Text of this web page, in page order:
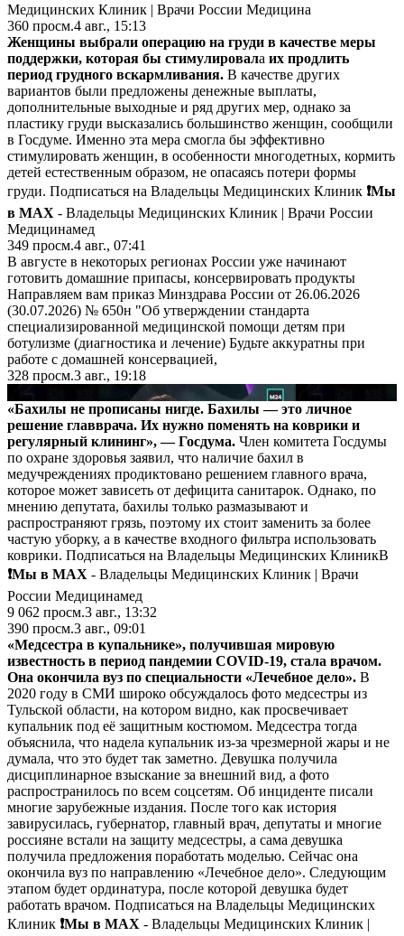
Медицинских Клиник | Врачи России Медицина
360 просм.4 авг., 15:13
Женщины выбрали операцию на груди в качестве меры
поддержки, которая бы стимулировала их продлить
период грудного вскармливания. В качестве других
вариантов были предложены денежные выплаты,
дополнительные выходные и ряд других мер, однако за
пластику груди высказались большинство женщин, сообщили
в Госдуме. Именно эта мера смогла бы эффективно
стимулировать женщин, в особенности многодетных, кормить
детей естественным образом, не опасаясь потери формы
груди. Подписаться на Владельцы Медицинских Клиник ❗️Мы
в MAX - Владельцы Медицинских Клиник | Врачи России
Медицинамед
349 просм.4 авг., 07:41
В августе в некоторых регионах России уже начинают
готовить домашние припасы, консервировать продукты
Направляем вам приказ Минздрава России от 26.06.2026
(30.07.2026) № 650н "Об утверждении стандарта
специализированной медицинской помощи детям при
ботулизме (диагностика и лечение) Будьте аккуратны при
работе с домашней консервацией,
328 просм.3 авг., 19:18
«Бахилы не прописаны нигде. Бахилы — это личное
решение главврача. Их нужно поменять на коврики и
регулярный клининг», — Госдума. Член комитета Госдумы
по охране здоровья заявил, что наличие бахил в
медучреждениях продиктовано решением главного врача,
которое может зависеть от дефицита санитарок. Однако, по
мнению депутата, бахилы только размазывают и
распространяют грязь, поэтому их стоит заменить за более
частую уборку, а в качестве входного фильтра использовать
коврики. Подписаться на Владельцы Медицинских КлиникВ
❗️Мы в MAX - Владельцы Медицинских Клиник | Врачи
России Медицинамед
9 062 просм.3 авг., 13:32
390 просм.3 авг., 09:01
«Медсестра в купальнике», получившая мировую
известность в период пандемии COVID-19, стала врачом.
Она окончила вуз по специальности «Лечебное дело». В
2020 году в СМИ широко обсуждалось фото медсестры из
Тульской области, на котором видно, как просвечивает
купальник под её защитным костюмом. Медсестра тогда
объяснила, что надела купальник из-за чрезмерной жары и не
думала, что это будет так заметно. Девушка получила
дисциплинарное взыскание за внешний вид, а фото
распространилось по всем соцсетям. Об инциденте писали
многие зарубежные издания. После того как история
завирусилась, губернатор, главный врач, депутаты и многие
россияне встали на защиту медсестры, а сама девушка
получила предложения поработать моделью. Сейчас она
окончила вуз по направлению «Лечебное дело». Следующим
этапом будет ординатура, после которой девушка будет
работать врачом. Подписаться на Владельцы Медицинских
Клиник ❗️Мы в MAX - Владельцы Медицинских Клиник |